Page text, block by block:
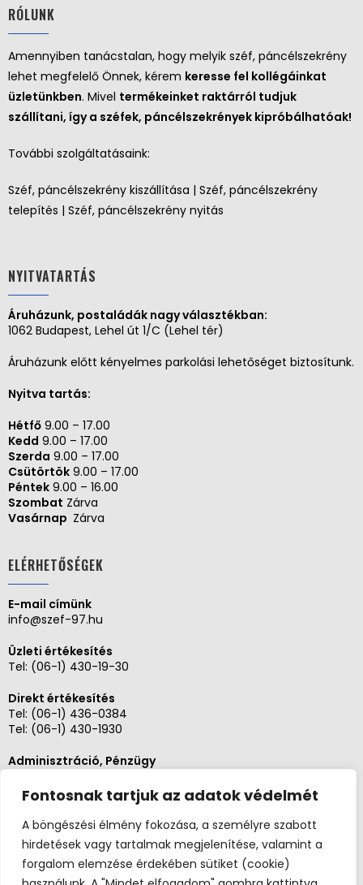
Fontosnak tartjuk az adatok védelmét
A böngészési élmény fokozása, a személyre szabott
hirdetések vagy tartalmak megjelenítése, valamint a
forgalom elemzése érdekében sütiket (cookie)
RÓLUNK
Amennyiben tanácstalan, hogy melyik széf, páncélszekrény
lehet megfelelő Önnek, kérem keresse fel kollégáinkat
üzletünkben. Mivel termékeinket raktárról tudjuk
szállítani, így a széfek, páncélszekrények kipróbálhatóak!
További szolgáltatásaink:
Széf, páncélszekrény kiszállítása | Széf, páncélszekrény
telepítés | Széf, páncélszekrény nyitás
NYITVATARTÁS
Áruházunk, postaládák nagy választékban:
1062 Budapest, Lehel út 1/C (Lehel tér)
Áruházunk előtt kényelmes parkolási lehetőséget biztosítunk.
Nyitva tartás:
Hétfő 9.00 – 17.00
Kedd 9.00 – 17.00
Szerda 9.00 – 17.00
Csütörtök 9.00 – 17.00
Péntek 9.00 – 16.00
Szombat Zárva
Vasárnap Zárva
ELÉRHETŐSÉGEK
E-mail címünk
info@szef-97.hu
Üzleti értékesítés
Tel: (06-1) 430-19-30
Direkt értékesítés
Tel: (06-1) 436-0384
Tel: (06-1) 430-1930
Adminisztráció, Pénzügy
Szerviz és karbantartás
Tel: (06-20)3268654
Tel: (06-1) 436-0384